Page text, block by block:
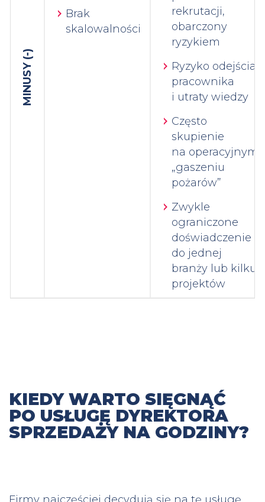
MINUSY (-)
Brak
skalowalności
rekrutacji,
obarczony
ryzykiem
Ryzyko odejścia
pracownika
i utraty wiedzy
Często
skupienie
na operacyjnym
„gaszeniu
pożarów”
Zwykle
ograniczone
doświadczenie
do jednej
branży lub kilku
projektów
KIEDY WARTO SIĘGNĄĆ
PO USŁUGĘ DYREKTORA
SPRZEDAŻY NA GODZINY?